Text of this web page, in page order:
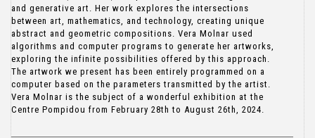
and generative art. Her work explores the intersections
between art, mathematics, and technology, creating unique
abstract and geometric compositions. Vera Molnar used
algorithms and computer programs to generate her artworks,
exploring the infinite possibilities offered by this approach.
The artwork we present has been entirely programmed on a
computer based on the parameters transmitted by the artist.
Vera Molnar is the subject of a wonderful exhibition at the
Centre Pompidou from February 28th to August 26th, 2024.